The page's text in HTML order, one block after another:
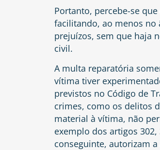
Portanto, percebe-se
facilitando, ao menos no
prejuízos, sem que haja
civil.
A multa reparatória
vítima tiver
previstos no Código de
crimes, como os delitos
material à vítima, não
exemplo dos artigos 302,
conseguinte, autorizam